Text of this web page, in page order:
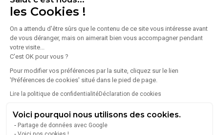
les Cookies !
On a attendu d'être sûrs que le contenu de ce site vous intéresse avant
de vous déranger, mais on aimerait bien vous accompagner pendant
votre visite...
C'est OK pour vous ?
Pour modifier vos préférences par la suite, cliquez sur le lien
'Préférences de cookies' situé dans le pied de page.
Lire la politique de confidentialitéDéclaration de cookies
Voici pourquoi nous utilisons des cookies.
Partage de données avec Google
Espaces modulables et configurables
Belle luminosité & tranquillité
Idéal grande entreprise, PME, centre de formation, siège
social
Idéal pour :
Bureaux, sociétés de services, sièges sociaux, cabinets
spécialisés, plateformes administratives, entreprises de
séminaires.
Antony, Massy, Châtenay-Malabry, Verrières-le-Buisson,
Sceaux, Palaiseau, Igny, Clamart, Fresnes, Le Plessis-
Nanterre(31)
Puteaux (27)
Malakoff(23)
Issy-les-Moulineaux(21)
Neuilly-sur-Seine (20)
Asnières-sur-Seine (19)